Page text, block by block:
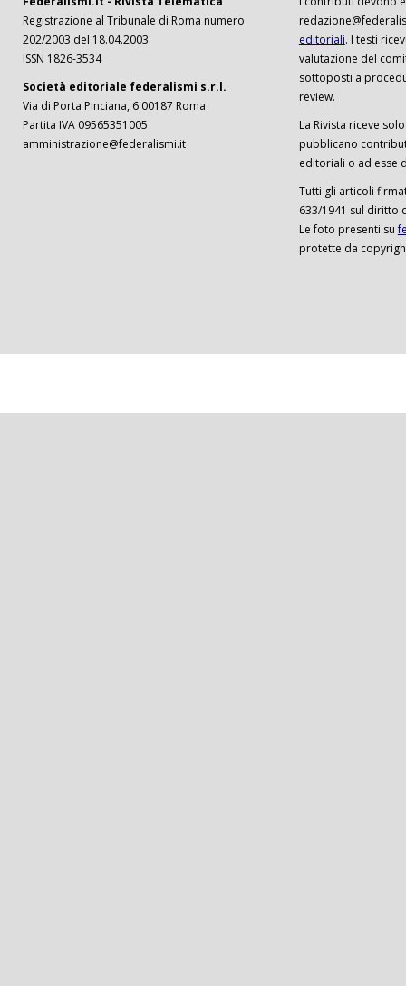
Registrazione al Tribunale di Roma numero
202/2003 del 18.04.2003
ISSN 1826-3534
Società editoriale federalismi s.r.l.
Via di Porta Pinciana, 6 00187 Roma
Partita IVA 09565351005
amministrazione@federalismi.it
editoriali. I testi
valutazione del
sottoposti a
review.
La Rivista riceve
pubblicano
editoriali o ad esse
Tutti gli articoli
633/1941 sul diritto
Le foto presenti su
protette da